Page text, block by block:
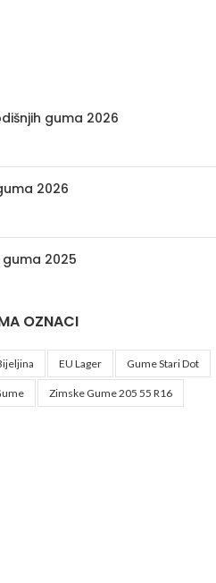
guma 2026
2026
guma 2025
OZNACI
EU Lager Gume Stari Dot
Zimske Gume 205 55 R16